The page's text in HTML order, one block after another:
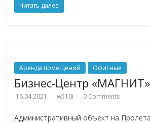
Читать далее
Аренда помещений Офисные
Бизнес-Центр «МАГНИТ»
16.04.2021 w510i 0 Comments
Административный объект на